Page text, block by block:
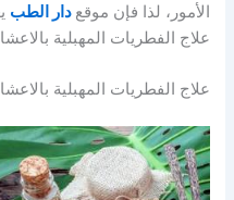
الأمور، لذا فإن موقع دار الطب
علاج الفطريات المهبلية
علاج الفطريات المهبلية